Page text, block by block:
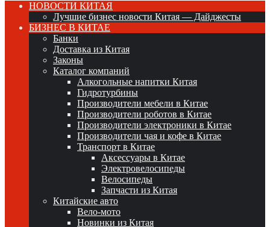
НОВОСТИ КИТАЯ
Лучшие бизнес новости Китая — Дайджесты
БИЗНЕС В КИТАЕ
Банки
Доставка из Китая
Законы
Каталог компаний
Алкогольные напитки Китая
Гидротурбины
Производители мебели в Китае
Производители роботов в Китае
Производители электроники в Китае
Производители чая и кофе в Китае
Транспорт в Китае
Аксессуары в Китае
Электровелосипеды
Велосипеды
Запчасти из Китая
Китайские авто
Вело-мото
Новинки из Китая